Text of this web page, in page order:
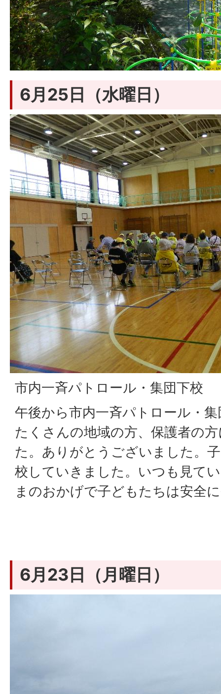
6月25日（水曜日）
市内一斉パトロール・集団下校
午後から市内一斉パトロール・
たくさんの地域の方、保護者の
た。ありがとうございました。
校していきました。いつも見て
まのおかげで子どもたちは安全
6月23日（月曜日）